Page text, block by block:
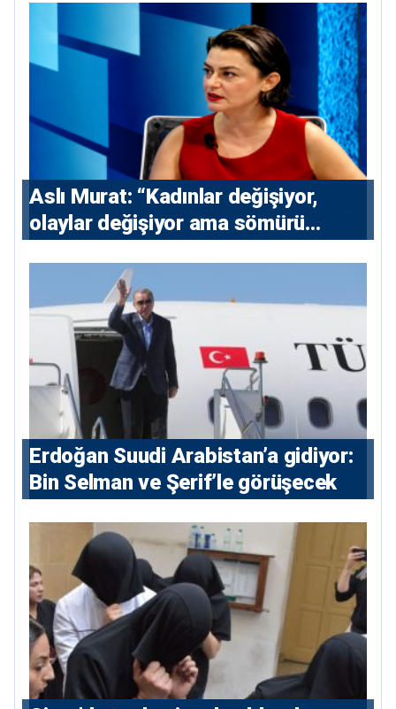
Aslı Murat: “Kadınlar değişiyor,
olaylar değişiyor ama sömürü
Erdoğan Suudi Arabistan’a gidiyor:
Bin Selman ve Şerif’le görüşecek